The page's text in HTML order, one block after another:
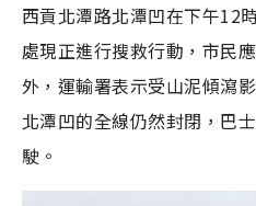
西貢北潭路北潭凹在下午12
處現正進行搜救行動，市民
外，運輸署表示受山泥傾瀉
北潭凹的全線仍然封閉，巴
駛。